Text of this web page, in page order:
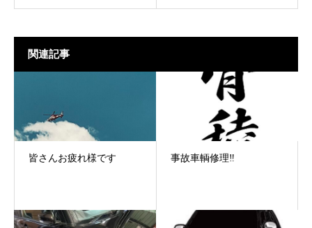
関連記事
皆さんお疲れ様です 事故車輌修理‼️